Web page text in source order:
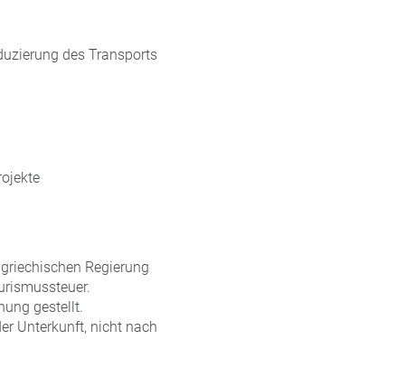
des Transports
Regierung
gestellt.
Unterkunft, nicht nach